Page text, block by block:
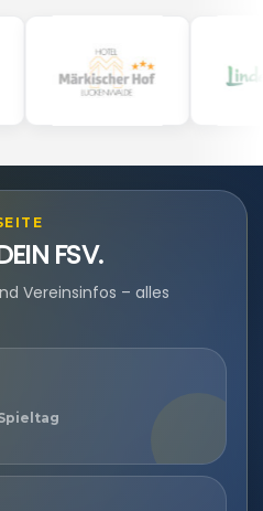
FSV.
Vereinsinfos – alles